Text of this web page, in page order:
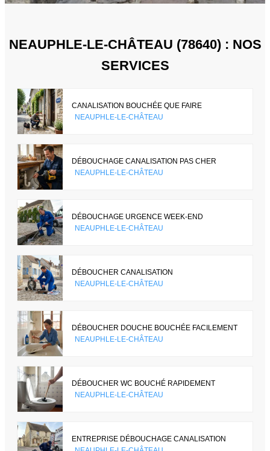
NEAUPHLE-LE-CHÂTEAU (78640) : NOS
SERVICES
CANALISATION BOUCHÉE QUE FAIRE
NEAUPHLE-LE-CHÂTEAU
DÉBOUCHAGE CANALISATION PAS CHER
NEAUPHLE-LE-CHÂTEAU
DÉBOUCHAGE URGENCE WEEK-END
NEAUPHLE-LE-CHÂTEAU
DÉBOUCHER CANALISATION
NEAUPHLE-LE-CHÂTEAU
DÉBOUCHER DOUCHE BOUCHÉE FACILEMENT
NEAUPHLE-LE-CHÂTEAU
DÉBOUCHER WC BOUCHÉ RAPIDEMENT
NEAUPHLE-LE-CHÂTEAU
ENTREPRISE DÉBOUCHAGE CANALISATION